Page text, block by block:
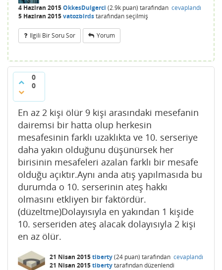
4 Haziran 2015OkkesDulgerci (2.9k puan) tarafından cevaplandı
5 Haziran 2015vatozbirdstarafındanseçilmiş
Ilgili Bir Soru Sor Yorum
0
0
En az 2 kişi ölür 9 kişi arasındaki mesefanin
dairemsi bir hatta olup herkesin
mesafesinin farklı uzaklıkta ve 10. serseriye
daha yakın olduğunu düşünürsek her
birisinin mesafeleri azalan farklı bir mesafe
olduğu açıktır.Aynı anda atış yapılmasıda bu
durumda o 10. serserinin ateş hakkı
olmasını etkliyen bir faktördür.
(düzeltme)Dolayısıyla en yakından 1 kişide
10. serseriden ateş alacak dolayısıyla 2 kişi
en az ölür.
21 Nisan 2015tiberty(24 puan) tarafından cevaplandı
21 Nisan 2015tibertytarafındandüzenlendi